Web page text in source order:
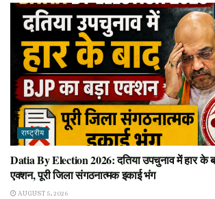
राष्ट्रीय
Datia By Election 2026: दतिया उपचुनाव में हार के
एक्शन, पूरी जिला संगठनात्मक इकाई भंग
AUGUST 5, 2026